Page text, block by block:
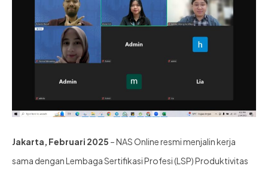
Jakarta, Februari 2025 –NAS Online resmi menjalin kerja
sama dengan Lembaga Sertifikasi Profesi (LSP) Produktivitas